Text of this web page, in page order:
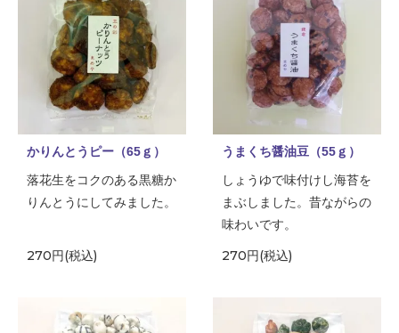
かりんとうピー（65ｇ）
落花生をコクのある黒糖か
りんとうにしてみました。
270円(税込)
うまくち醤油豆（55ｇ）
しょうゆで味付けし海苔を
まぶしました。昔ながらの
味わいです。
270円(税込)